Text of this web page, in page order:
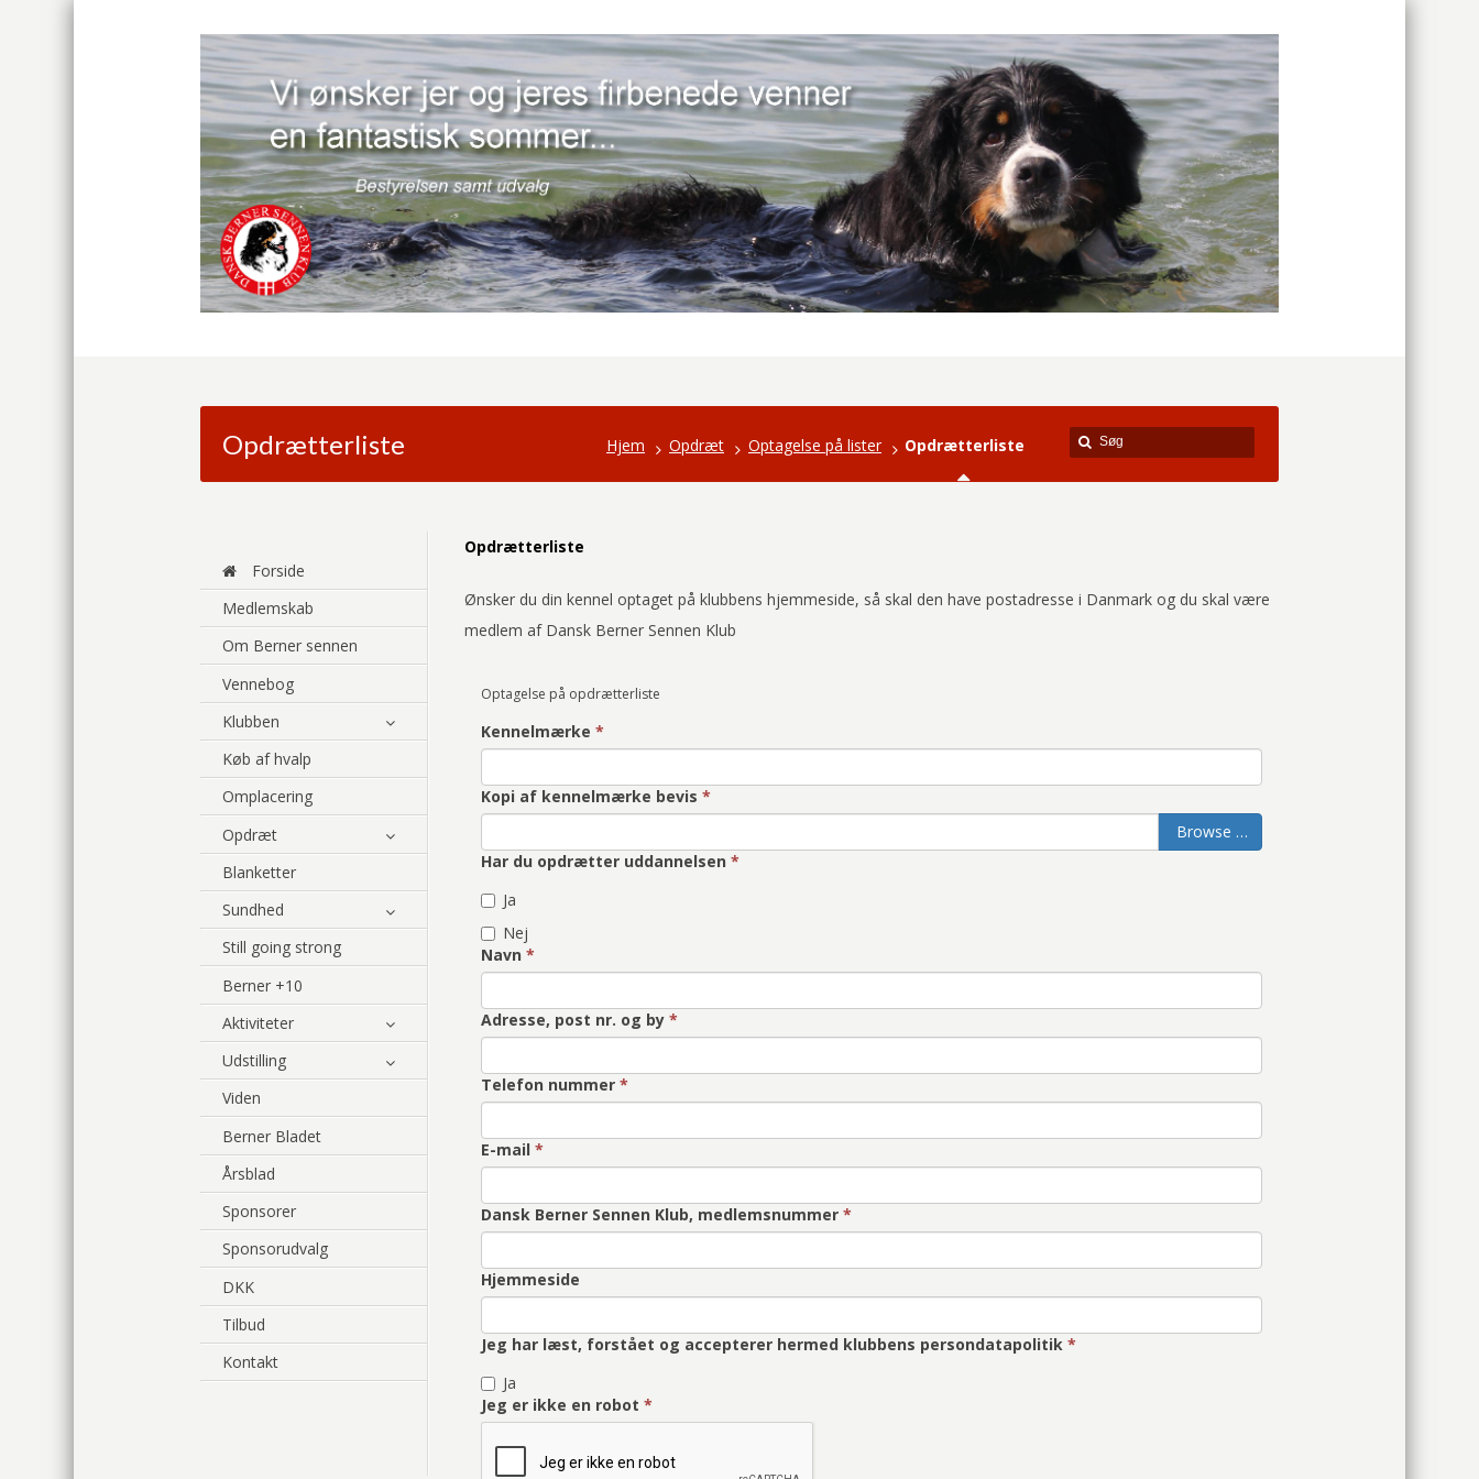
Opdrætterliste Hjem Opdræt Optagelse på lister Opdrætterliste
Forside
Medlemskab
Om Berner sennen
Vennebog
Klubben
Køb af hvalp
Omplacering
Opdræt
Blanketter
Sundhed
Still going strong
Berner +10
Aktiviteter
Udstilling
Viden
Berner Bladet
Årsblad
Sponsorer
Sponsorudvalg
DKK
Tilbud
Kontakt
Opdrætterliste
Ønsker du din kennel optaget på klubbens hjemmeside, så skal den have postadresse i Danmark og du skal være
medlem af Dansk Berner Sennen Klub
Optagelse på opdrætterliste
Kennelmærke *
Kopi af kennelmærke bevis *
Browse …
Har du opdrætter uddannelsen *
Ja
Nej
Navn *
Adresse, post nr. og by *
Telefon nummer *
E-mail *
Dansk Berner Sennen Klub, medlemsnummer *
Hjemmeside
Jeg har læst, forstået og accepterer hermed klubbens persondatapolitik *
Ja
Jeg er ikke en robot *